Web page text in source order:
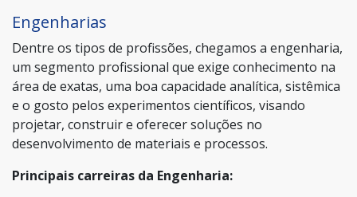
Engenharias
Dentre os tipos de profissões, chegamos a engenharia,
um segmento profissional que exige conhecimento na
área de exatas, uma boa capacidade analítica, sistêmica
e o gosto pelos experimentos científicos, visando
projetar, construir e oferecer soluções no
desenvolvimento de materiais e processos.
Principais carreiras da Engenharia: